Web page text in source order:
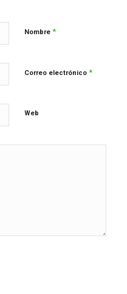
Nombre *
Correo electrónico *
Web